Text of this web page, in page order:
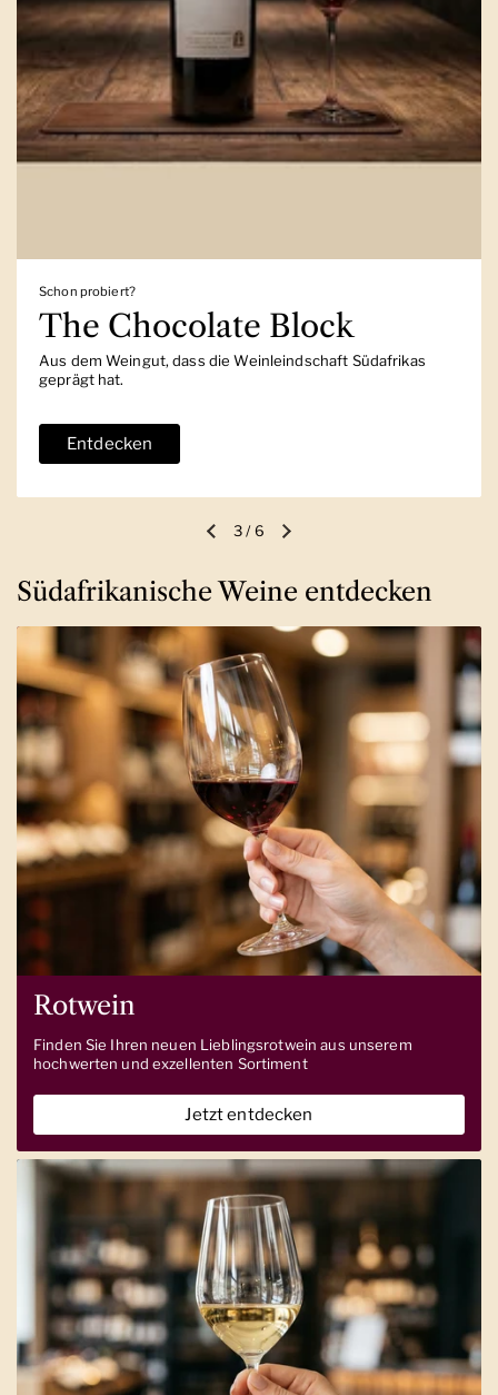
Schon probiert?
The Chocolate Block
Aus dem Weingut, dass die Weinleindschaft Südafrikas
geprägt hat.
Entdecken
Vorherige FolieNächste Folie
3/6
Südafrikanische Weine entdecken
Rotwein
Finden Sie Ihren neuen Lieblingsrotwein aus unserem
hochwerten und exzellenten Sortiment
Jetzt entdecken